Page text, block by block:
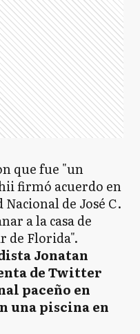
que fue "un
firmó acuerdo en
de José C.
a la casa de
de Florida".
Jonatan
de Twitter
paceño en
una piscina en